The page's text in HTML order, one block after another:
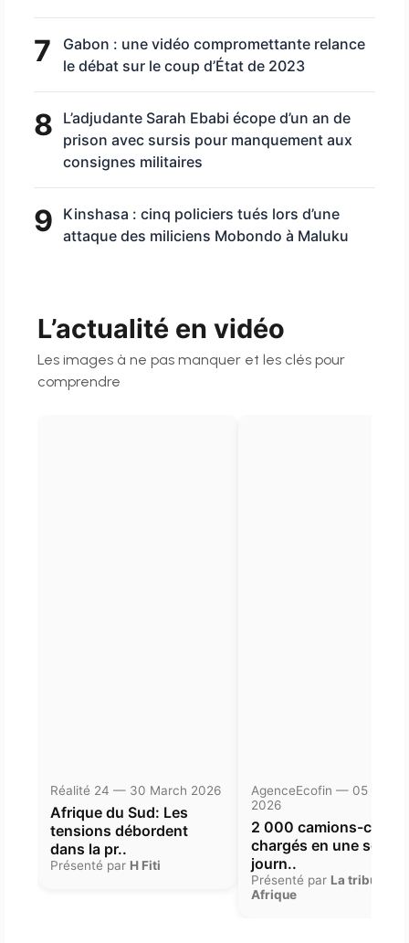
7
Gabon : une vidéo compromettante relance
le débat sur le coup d’État de 2023
8
L’adjudante Sarah Ebabi écope d’un an de
prison avec sursis pour manquement aux
consignes militaires
9
Kinshasa : cinq policiers tués lors d’une
attaque des miliciens Mobondo à Maluku
L’actualité en vidéo
Les images à ne pas manquer et les clés pour
comprendre
Réalité 24 — 30 March 2026
Afrique du Sud: Les
tensions débordent
dans la pr..
Présenté par H Fiti
AgenceEcofin — 05
2026
2 000 camions-
chargés en une seule
journ..
Présenté par La tribune
Afrique